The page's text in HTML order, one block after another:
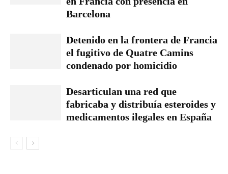
Barcelona
Detenido en la frontera de Francia
el fugitivo de Quatre Camins
condenado por homicidio
Desarticulan una red que
fabricaba y distribuía esteroides y
medicamentos ilegales en España